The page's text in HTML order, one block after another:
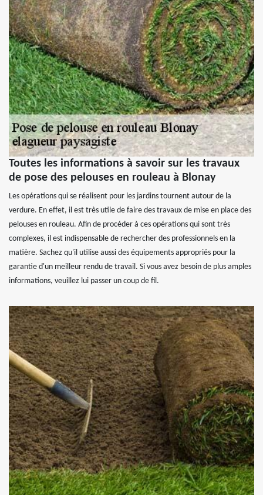
Toutes les informations à savoir sur les travaux
de pose des pelouses en rouleau à Blonay
Les opérations qui se réalisent pour les jardins tournent autour de la
verdure. En effet, il est très utile de faire des travaux de mise en place des
pelouses en rouleau. Afin de procéder à ces opérations qui sont très
complexes, il est indispensable de rechercher des professionnels en la
matière. Sachez qu'il utilise aussi des équipements appropriés pour la
garantie d'un meilleur rendu de travail. Si vous avez besoin de plus amples
informations, veuillez lui passer un coup de fil.